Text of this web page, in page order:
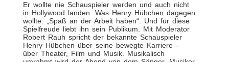
Er wollte nie Schauspieler werden und auch nicht
in Hollywood landen. Was Henry Hübchen dagegen
wollte: „Spaß an der Arbeit haben“. Und für diese
Spielfreude liebt ihn sein Publikum. Mit Moderator
Robert Rauh spricht der bekannte Schauspieler
Henry Hübchen über seine bewegte Karriere -
über Theater, Film und Musik. Musikalisch